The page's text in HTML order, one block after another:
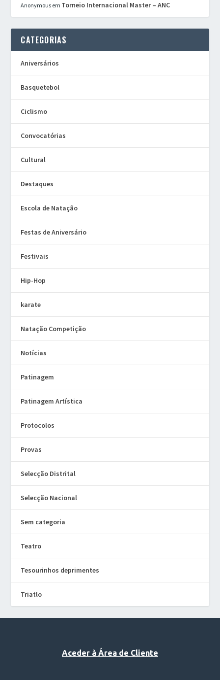
Anonymous em Torneio Internacional Master – ANC
CATEGORIAS
Aniversários
Basquetebol
Ciclismo
Convocatórias
Cultural
Destaques
Escola de Natação
Festas de Aniversário
Festivais
Hip-Hop
karate
Natação Competição
Notícias
Patinagem
Patinagem Artística
Protocolos
Provas
Selecção Distrital
Selecção Nacional
Sem categoria
Teatro
Tesourinhos deprimentes
Triatlo
Aceder à Área de Cliente